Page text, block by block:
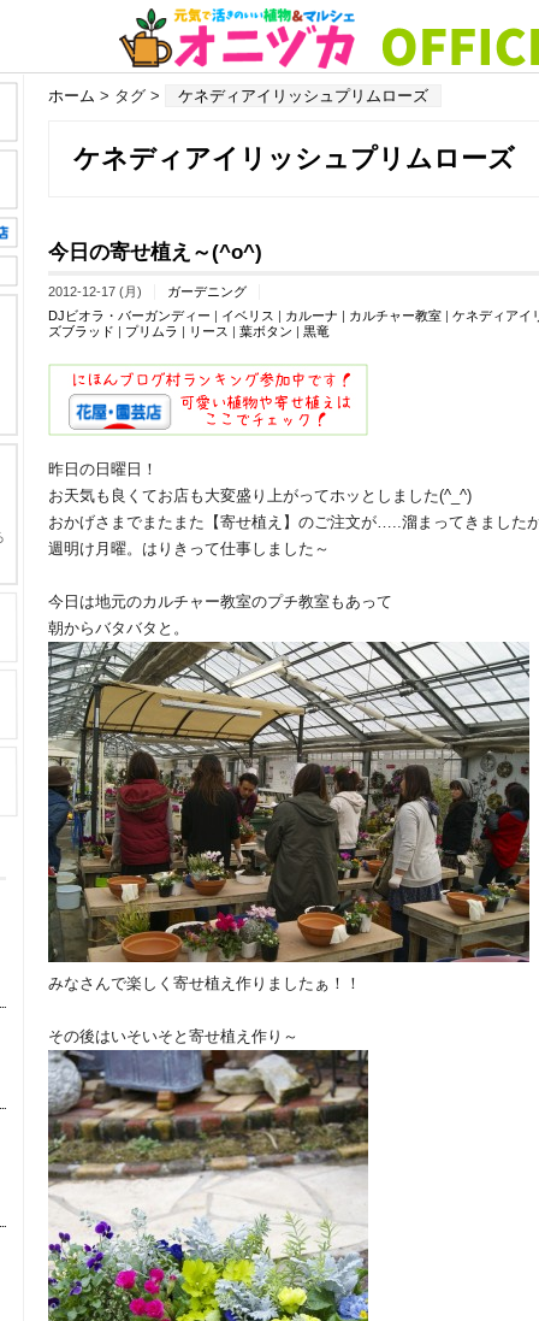
ホーム > タグ > ケネディアイリッシュプリムローズ
ケネディアイリッシュプリムローズ
今日の寄せ植え～(^o^)
2012-12-17 (月)
ガーデニング
DJビオラ・バーガンディー | イベリス | カルーナ | カルチャー教室 | ケネディアイ
ズブラッド | プリムラ | リース | 葉ボタン | 黒竜
昨日の日曜日！
お天気も良くてお店も大変盛り上がってホッとしました(^_^)
おかげさまでまたまた【寄せ植え】のご注文が…..溜まってきました
週明け月曜。はりきって仕事しました～
今日は地元のカルチャー教室のプチ教室もあって
朝からバタバタと。
みなさんで楽しく寄せ植え作りましたぁ！！
その後はいそいそと寄せ植え作り～